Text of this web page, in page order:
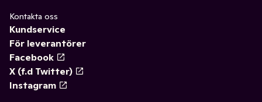
Kontakta oss
Kundservice
För leverantörer
Facebook
X (f.d Twitter)
Instagram